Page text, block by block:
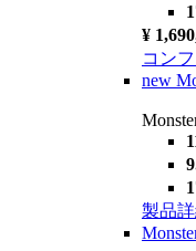
¥
コン
new
製品